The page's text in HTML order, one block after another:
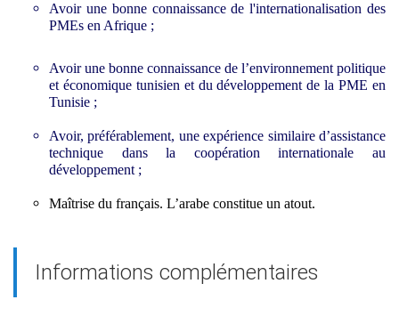
Avoir une bonne connaissance de l'internationalisation des
PMEs en Afrique ;
Avoir une bonne connaissance de l’environnement politique
et économique tunisien et du développement de la PME en
Tunisie ;
Avoir, préférablement, une expérience similaire d’assistance
technique dans la coopération internationale au
développement ;
Maîtrise du français. L’arabe constitue un atout.
Informations complémentaires